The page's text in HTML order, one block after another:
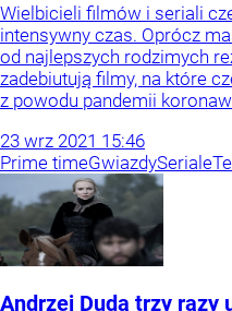
Wielbicieli filmów i seriali
intensywny czas. Oprócz
od najlepszych rodzimych
zadebiutują filmy, na które
z powodu pandemii
23 wrz 2021 15:46
Prime timeGwiazdySeriale
Andrzej Duda trzy razy